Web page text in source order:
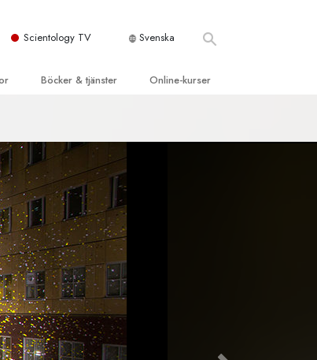
Scientology TV Svenska
Böcker & tjänster Online-kurser
Tillvarons dynamiker
Beståndsdelarna i förståelse
Lösningar för en farlig omgivning
Assister för sjukdomar och skador
Integritet och ärlighet
Äktenskap
Den emotionella Tonskalan
Svar på drogproblemet